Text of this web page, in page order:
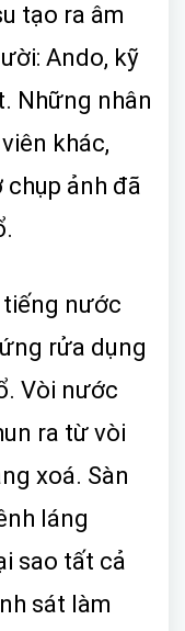
tạo ra âm
Ando, kỹ
Những nhân
khác,
chụp ảnh đã
tiếng nước
rửa dụng
Vòi nước
ra từ vòi
xoá. Sàn
láng
sao tất cả
sát làm